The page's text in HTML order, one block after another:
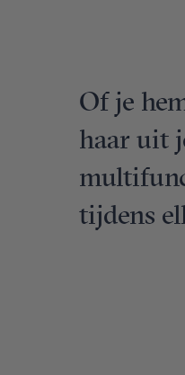
Of je
haar uit
tijdens